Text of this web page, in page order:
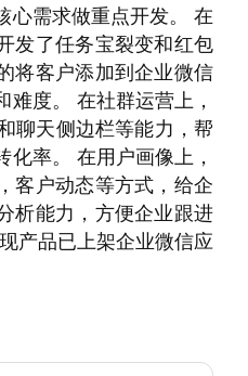
心需求做重点开发。 在
发了任务宝裂变和红包
将客户添加到企业微信
度。 在社群运营上，
聊天侧边栏等能力，帮
率。 在用户画像上，
客户动态等方式，给企
析能力，方便企业跟进
产品已上架企业微信应